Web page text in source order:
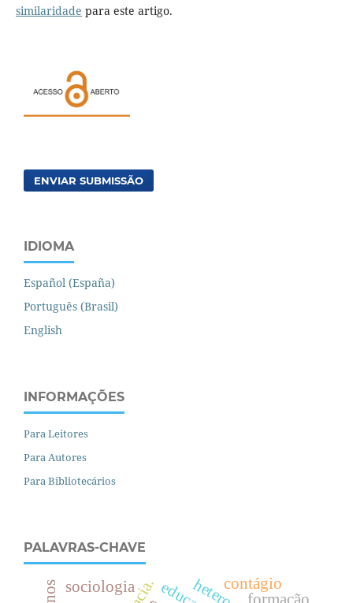
similaridade para este artigo.
ENVIAR SUBMISSÃO
IDIOMA
Español (España)
Português (Brasil)
English
INFORMAÇÕES
Para Leitores
Para Autores
Para Bibliotecários
PALAVRAS-CHAVE
contágio
sociologia